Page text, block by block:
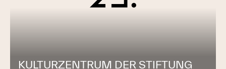
KULTURZENTRUM DER STIFTUNG